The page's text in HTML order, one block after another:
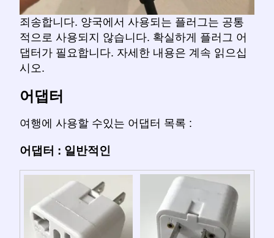
죄송합니다. 양국에서 사용되는 플러그는 공통
적으로 사용되지 않습니다. 확실하게 플러그 어
댑터가 필요합니다. 자세한 내용은 계속 읽으십
시오.
어댑터
여행에 사용할 수있는 어댑터 목록 :
어댑터 : 일반적인